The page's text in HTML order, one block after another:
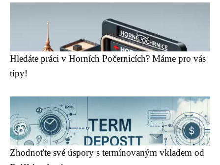
Hledáte práci v Horních Počernicích? Máme pro vás
tipy!
Zhodnoťte své úspory s termínovaným vkladem od